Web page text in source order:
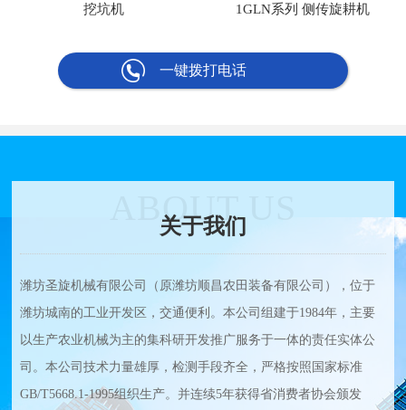
挖坑机 1GLN系列 侧传旋耕机
一键拨打电话
ABOUT US
关于我们
潍坊圣旋机械有限公司（原潍坊顺昌农田装备有限公司），位于
潍坊城南的工业开发区，交通便利。本公司组建于1984年，主要
以生产农业机械为主的集科研开发推广服务于一体的责任实体公
司。本公司技术力量雄厚，检测手段齐全，严格按照国家标准
GB/T5668.1-1995组织生产。并连续5年获得省消费者协会颁发